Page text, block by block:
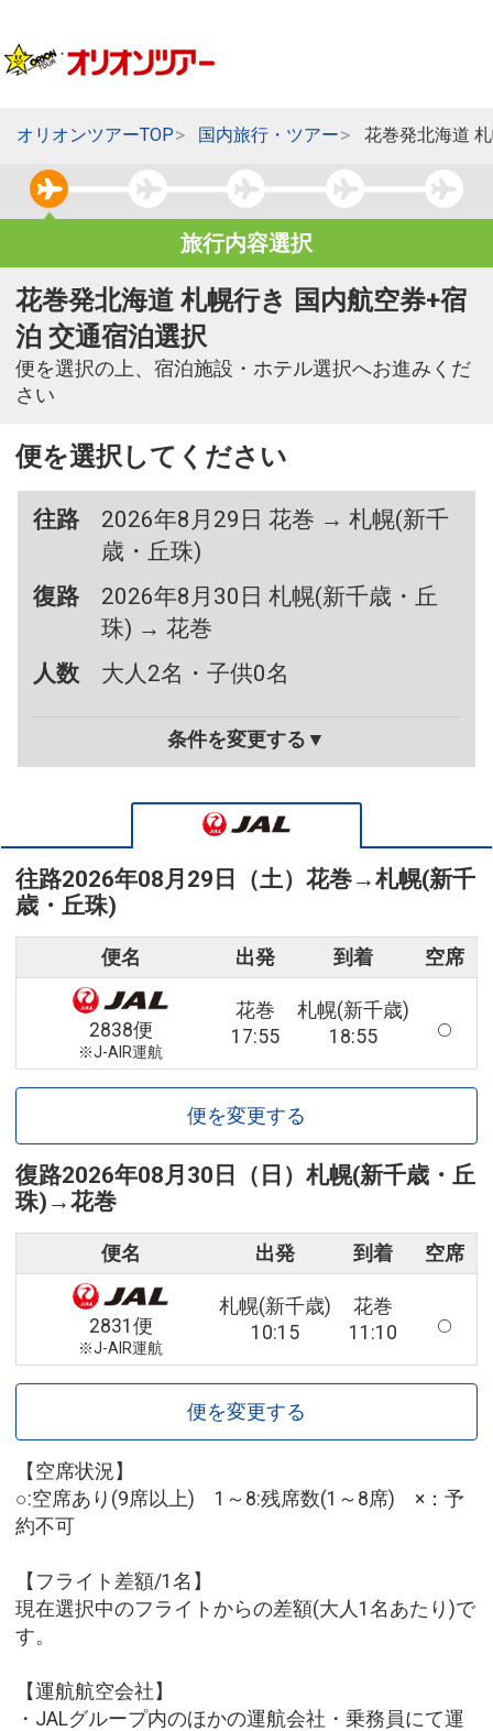
オリオンツアーTOP 国内旅行・ツアー 花巻発北海道
旅行内容選択
花巻発北海道 札幌行き 国内航空券+宿
泊 交通宿泊選択
便を選択の上、宿泊施設・ホテル選択へお進みくだ
さい
便を選択してください
往路
2026年8月29日 花巻 → 札幌(新千
歳・丘珠)
復路
2026年8月30日 札幌(新千歳・丘
珠) → 花巻
人数
大人2名・子供0名
条件を変更する▼
往路2026年08月29日（土） 花巻→札幌(新千
歳・丘珠)
便名 出発 到着 空席
2838便
※J-AIR運航
花巻
17:55
札幌(新千歳)
18:55
便を変更する
復路2026年08月30日（日） 札幌(新千歳・丘
珠) →花巻
便名 出発 到着 空席
2831便
※J-AIR運航
札幌(新千歳)
10:15
花巻
11:10
便を変更する
【空席状況】
○:空席あり(9席以上) 1～8:残席数(1～8席) ×：予
約不可
【フライト差額/1名】
現在選択中のフライトからの差額(大人1名あたり)で
す。
【運航航空会社】
・JALグループ内のほかの運航会社・乗務員にて運